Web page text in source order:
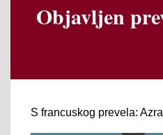
Objavljen
S francuskog prevela: